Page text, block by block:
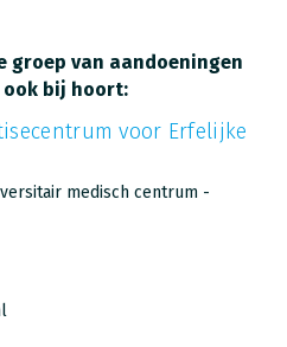
groep van aandoeningen
ook bij hoort:
voor Erfelijke
medisch centrum -